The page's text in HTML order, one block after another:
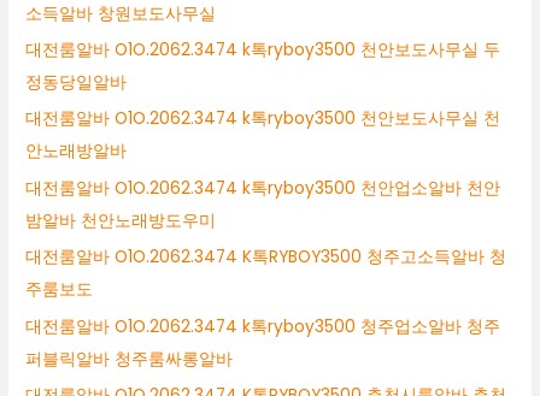
소득알바 창원보도사무실
대전룸알바 O1O.2062.3474 k톡ryboy3500 천안보도사무실 두
정동당일알바
대전룸알바 O1O.2062.3474 k톡ryboy3500 천안보도사무실 천
안노래방알바
대전룸알바 O1O.2062.3474 k톡ryboy3500 천안업소알바 천안
밤알바 천안노래방도우미
대전룸알바 O1O.2062.3474 K톡RYBOY3500 청주고소득알바 청
주룸보도
대전룸알바 O1O.2062.3474 k톡ryboy3500 청주업소알바 청주
퍼블릭알바 청주룸싸롱알바